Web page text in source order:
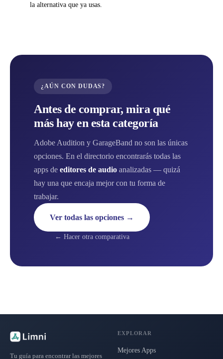
la alternativa que ya usas.
¿AÚN CON DUDAS?
Antes de comprar, mira qué
más hay en esta categoría
Adobe Audition y GarageBand no son las únicas
opciones. En el directorio encontrarás todas las
apps de editores de audio analizadas — quizá
hay una que encaja mejor con tu forma de
trabajar.
Ver todas las opciones →
← Hacer otra comparativa
Tu guía para encontrar las mejores
EXPLORAR
Mejores Apps